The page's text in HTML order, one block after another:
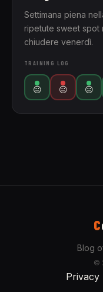
Settimana piena
ripetute sweet spot
chiudere venerdì.
TRAINING LOG
😐 😐 😐
C
Blog
©
Privacy